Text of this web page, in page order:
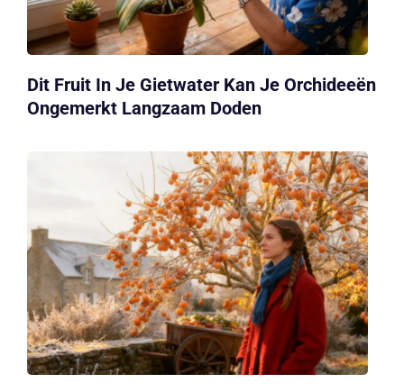
Dit Fruit In Je Gietwater Kan Je Orchideeën
Ongemerkt Langzaam Doden